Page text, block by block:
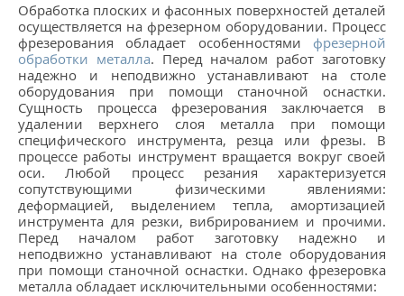
...
КОНТАКТЫ
МЕТАЛЛ ВЕЛИКИЙ НОВГОРОД
Обработка плоских и фасонных поверхностей деталей
осуществляется на фрезерном оборудовании. Процесс
фрезерования обладает особенностями фрезерной
обработки металла. Перед началом работ заготовку
надежно и неподвижно устанавливают на столе
оборудования при помощи станочной оснастки.
Сущность процесса фрезерования заключается в
удалении верхнего слоя металла при помощи
специфического инструмента, резца или фрезы. В
процессе работы инструмент вращается вокруг своей
оси. Любой процесс резания характеризуется
сопутствующими физическими явлениями:
деформацией, выделением тепла, амортизацией
инструмента для резки, вибрированием и прочими.
Перед началом работ заготовку надежно и
неподвижно устанавливают на столе оборудования
при помощи станочной оснастки. Однако фрезеровка
металла обладает исключительными особенностями: